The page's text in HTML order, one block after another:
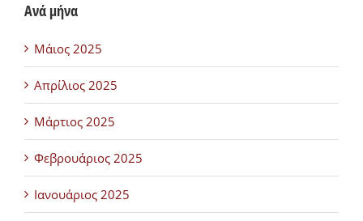
Ανά μήνα
Μάιος 2025
Απρίλιος 2025
Μάρτιος 2025
Φεβρουάριος 2025
Ιανουάριος 2025